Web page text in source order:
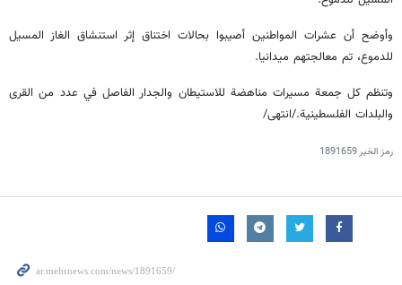
وأوضح أن عشرات المواطنين أصيبوا بحالات اختناق إثر استنشاق الغاز المسيل
للدموع، تم معالجتهم ميدانيا.
وتنظم كل جمعة مسيرات مناهضة للاستيطان والجدار الفاصل في عدد من القرى
والبلدات الفلسطينية./انتهى/
رمز الخبر1891659